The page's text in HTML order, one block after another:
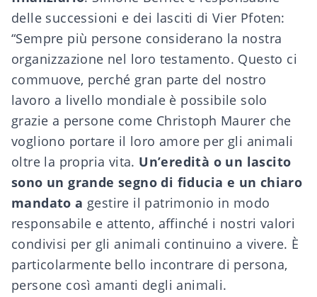
delle successioni e dei lasciti di Vier Pfoten:
“Sempre più persone considerano la nostra
organizzazione nel loro testamento. Questo ci
commuove, perché gran parte del nostro
lavoro a livello mondiale è possibile solo
grazie a persone come Christoph Maurer che
vogliono portare il loro amore per gli animali
oltre la propria vita. Un’eredità o un lascito
sono un grande segno di fiducia e un chiaro
mandato a gestire il patrimonio in modo
responsabile e attento, affinché i nostri valori
condivisi per gli animali continuino a vivere. È
particolarmente bello incontrare di persona,
persone così amanti degli animali.